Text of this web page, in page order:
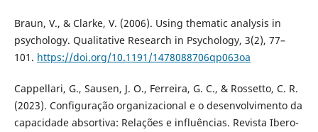
Braun, V., & Clarke, V. (2006). Using thematic analysis in
psychology. Qualitative Research in Psychology, 3(2), 77–
101. https://doi.org/10.1191/1478088706qp063oa
Cappellari, G., Sausen, J. O., Ferreira, G. C., & Rossetto, C. R.
(2023). Configuração organizacional e o desenvolvimento da
capacidade absortiva: Relações e influências. Revista Ibero-